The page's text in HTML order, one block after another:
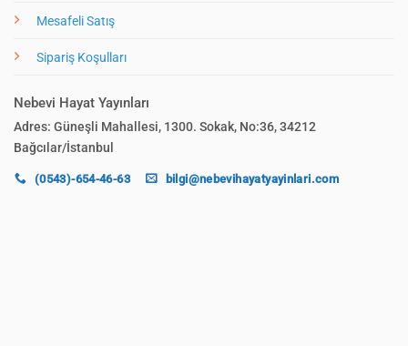
Mesafeli Satış
Sipariş Koşulları
Nebevi Hayat Yayınları
Adres: Güneşli Mahallesi, 1300. Sokak, No:36, 34212
Bağcılar/İstanbul
(0543)-654-46-63 bilgi@nebevihayatyayinlari.com